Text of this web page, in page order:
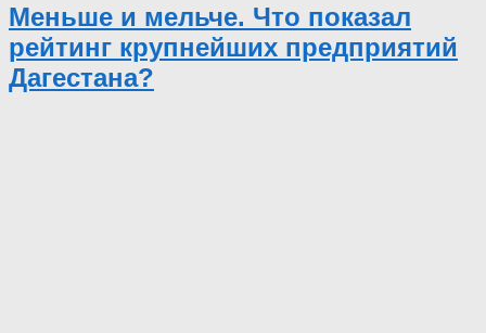
Меньше и мельче. Что показал
рейтинг крупнейших предприятий
Дагестана?